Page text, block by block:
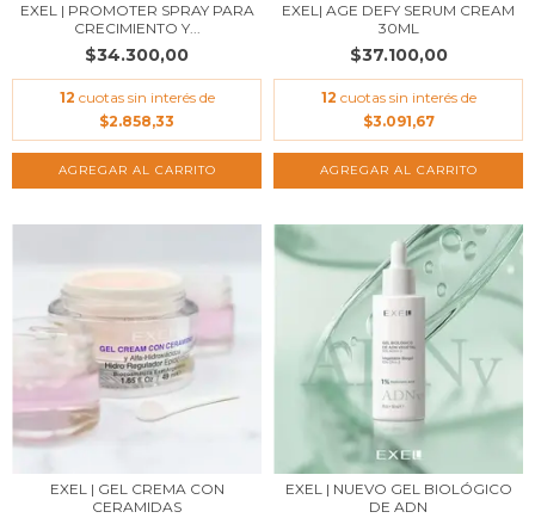
EXEL | PROMOTER SPRAY PARA
CRECIMIENTO Y...
$34.300,00
12 cuotas sin interés de
$2.858,33
EXEL| AGE DEFY SERUM CREAM
30ML
$37.100,00
12 cuotas sin interés de
$3.091,67
AGREGAR AL CARRITO
EXEL | GEL CREMA CON
CERAMIDAS
EXEL | NUEVO GEL BIOLÓGICO
DE ADN